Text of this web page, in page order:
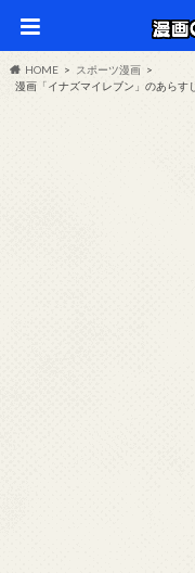
HOME
スポーツ漫画
漫画「イナズマイレブン」のあらす